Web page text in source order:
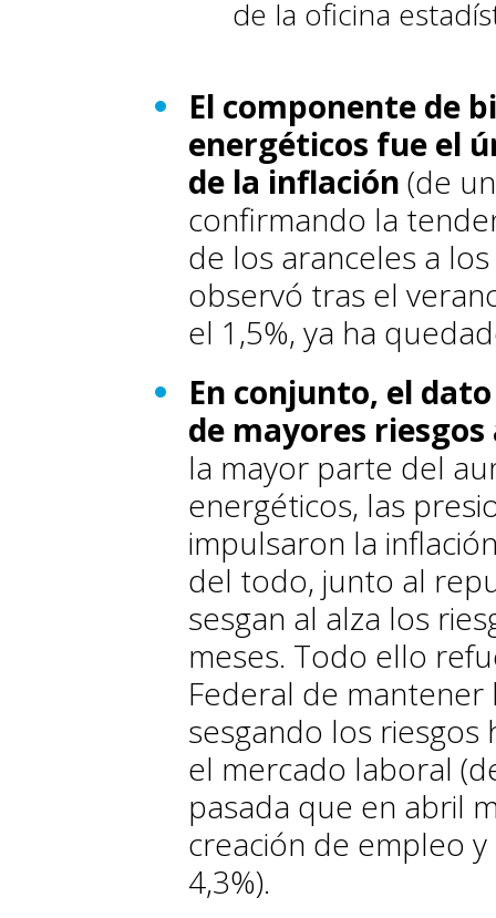
de la oficina
El componente de
energéticos fue el
de la inflación (de
confirmando la
de los aranceles a
observó tras el
el 1,5%, ya ha
En conjunto, el
de mayores
la mayor parte del
energéticos, las
impulsaron la
del todo, junto al
sesgan al alza los
meses. Todo ello
Federal de mantener
sesgando los riesgos
el mercado laboral
pasada que en abril
creación de empleo
4,3%).